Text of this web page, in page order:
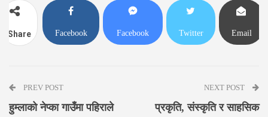
Share Facebook Facebook Twitter Email
PREV POST
हुम्लाको नेप्का गाउँमा पहिराले
NEXT POST
प्रकृति, संस्कृति र साहसिक